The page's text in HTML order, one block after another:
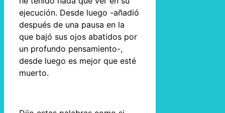
ejecución. Desde luego -añadió
después de una pausa en la
que bajó sus ojos abatidos por
un profundo pensamiento-,
desde luego es mejor que esté
muerto.